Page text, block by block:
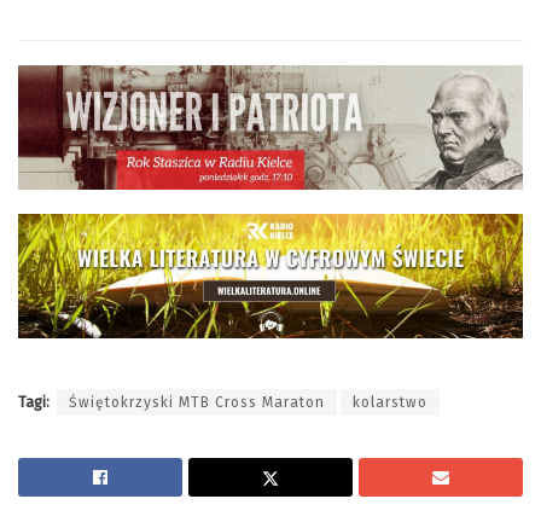
Tagi: Świętokrzyski MTB Cross Maraton kolarstwo